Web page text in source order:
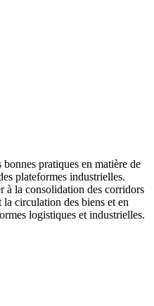
bonnes pratiques en matière de
plateformes industrielles.
à la consolidation des corridors
circulation des biens et en
logistiques et industrielles.